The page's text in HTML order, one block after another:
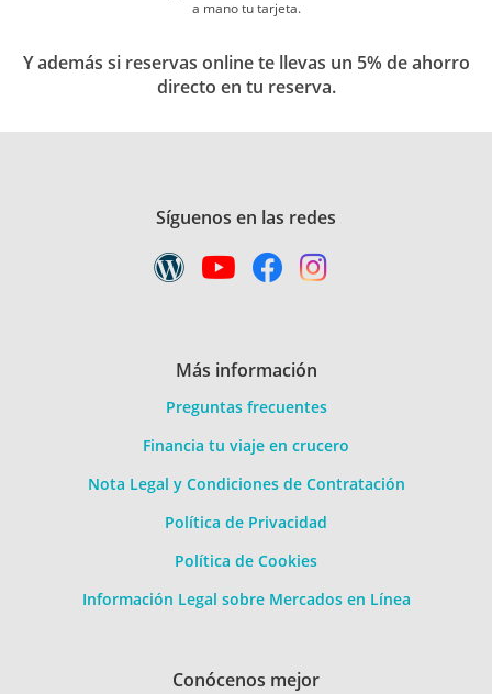
a mano tu tarjeta.
Y además si reservas online te llevas un 5% de ahorro
directo en tu reserva.
Síguenos en las redes
Más información
Preguntas frecuentes
Financia tu viaje en crucero
Nota Legal y Condiciones de Contratación
Política de Privacidad
Política de Cookies
Información Legal sobre Mercados en Línea
Conócenos mejor